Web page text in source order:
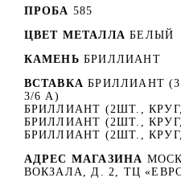
ПРОБА 585
ЦВЕТ МЕТАЛЛА БЕЛЫЙ
КАМЕНЬ БРИЛЛИАНТ
ВСТАВКА БРИЛЛИАНТ
3/6 А)
БРИЛЛИАНТ (2ШТ., КРУГ,
БРИЛЛИАНТ (2ШТ., КРУГ,
БРИЛЛИАНТ (2ШТ., КРУГ,
АДРЕС МАГАЗИНА
ВОКЗАЛА, Д. 2, ТЦ